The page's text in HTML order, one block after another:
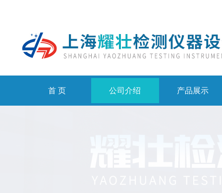
首 页 公司介绍 产品展示